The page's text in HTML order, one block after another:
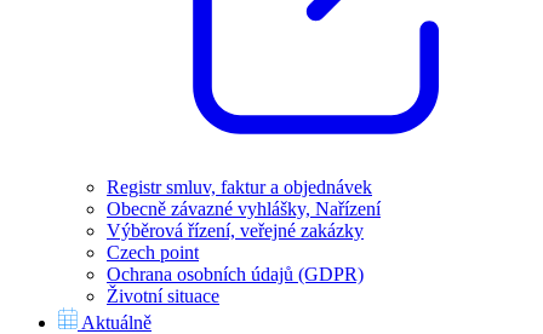
Registr smluv, faktur a objednávek
Obecně závazné vyhlášky, Nařízení
Výběrová řízení, veřejné zakázky
Czech point
Ochrana osobních údajů (GDPR)
Životní situace
Aktuálně